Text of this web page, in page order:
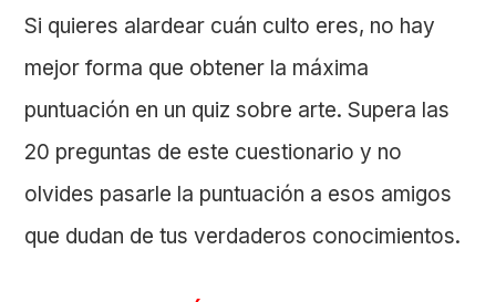
Si quieres alardear cuán culto eres, no hay
mejor forma que obtener la máxima
puntuación en un quiz sobre arte. Supera las
20 preguntas de este cuestionario y no
olvides pasarle la puntuación a esos amigos
que dudan de tus verdaderos conocimientos.